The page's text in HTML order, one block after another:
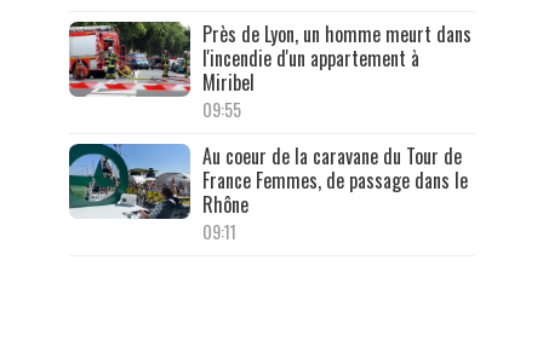
Près de Lyon, un homme meurt dans
l'incendie d'un appartement à
Miribel
09:55
Au coeur de la caravane du Tour de
France Femmes, de passage dans le
Rhône
09:11